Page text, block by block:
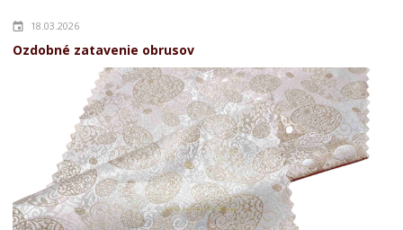
18.03.2026
Ozdobné zatavenie obrusov